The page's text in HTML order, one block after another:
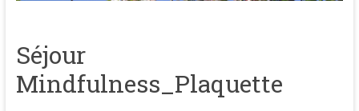
Site
d'épanouissement
de
Séjour
Mindfulness_Plaquette